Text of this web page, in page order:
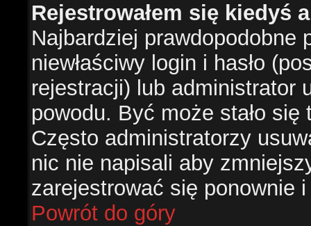
Rejestrowałem się kiedyś
Najbardziej prawdopodobne
niewłaściwy login i hasło
rejestracji) lub administrator
powodu. Być może stało
Często administratorzy
nic nie napisali aby
zarejestrować się ponownie
Powrót do góry